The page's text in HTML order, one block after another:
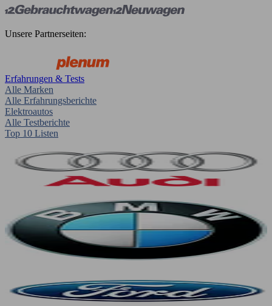
Unsere Partnerseiten:
Erfahrungen & Tests
Alle Marken
Alle Erfahrungsberichte
Elektroautos
Alle Testberichte
Top 10 Listen